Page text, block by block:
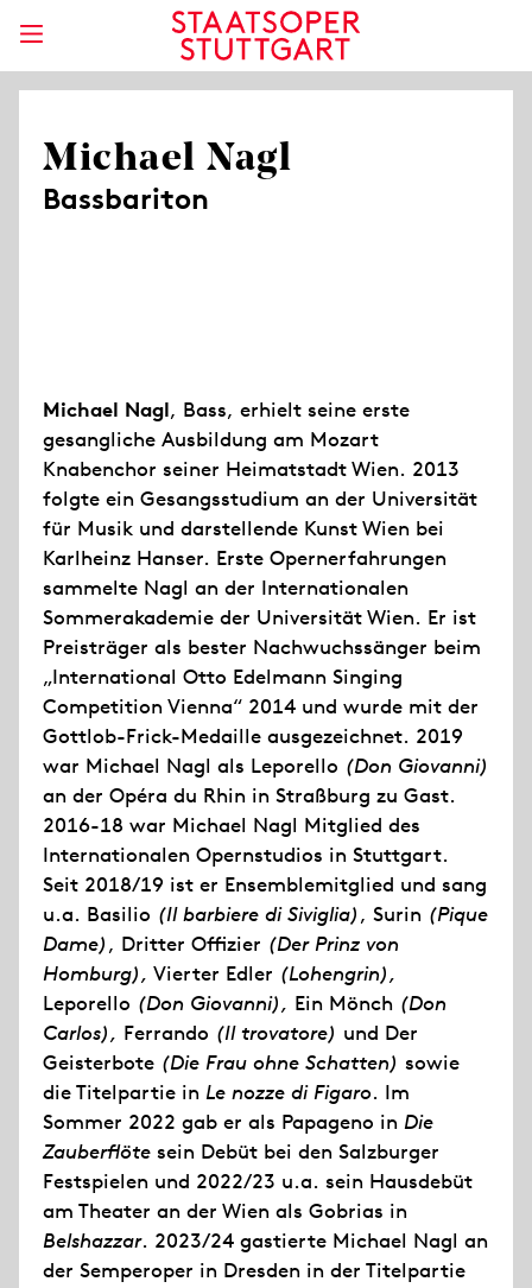
Michael Nagl
Bassbariton
Michael Nagl, Bass, erhielt seine erste
gesangliche Ausbildung am Mozart
Knabenchor seiner Heimatstadt Wien. 2013
folgte ein Gesangsstudium an der Universität
für Musik und darstellende Kunst Wien bei
Karlheinz Hanser. Erste Opernerfahrungen
sammelte Nagl an der Internationalen
Sommerakademie der Universität Wien. Er ist
Preisträger als bester Nachwuchssänger beim
„International Otto Edelmann Singing
Competition Vienna“ 2014 und wurde mit der
Gottlob-Frick-Medaille ausgezeichnet. 2019
war Michael Nagl als Leporello (Don Giovanni)
an der Opéra du Rhin in Straßburg zu Gast.
2016-18 war Michael Nagl Mitglied des
Internationalen Opernstudios in Stuttgart.
Seit 2018/19 ist er Ensemblemitglied und sang
u.a. Basilio (Il barbiere di Siviglia), Surin (Pique
Dame), Dritter Offizier (Der Prinz von
Homburg), Vierter Edler (Lohengrin),
Leporello (Don Giovanni), Ein Mönch (Don
Carlos), Ferrando (Il trovatore) und Der
Geisterbote (Die Frau ohne Schatten) sowie
die Titelpartie in Le nozze di Figaro. Im
Sommer 2022 gab er als Papageno in Die
Zauberflöte sein Debüt bei den Salzburger
Festspielen und 2022/23 u.a. sein Hausdebüt
am Theater an der Wien als Gobrias in
Belshazzar. 2023/24 gastierte Michael Nagl an
der Semperoper in Dresden in der Titelpartie